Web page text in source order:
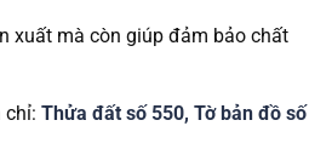
xuất mà còn giúp đảm bảo chất
chỉ: Thửa đất số 550, Tờ bản đồ số